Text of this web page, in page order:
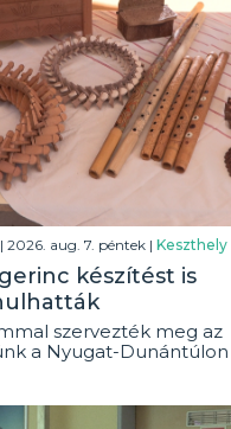
| 2026. aug. 7. péntek | Keszthely
készítést is
szervezték meg az
a Nyugat-Dunántúlon